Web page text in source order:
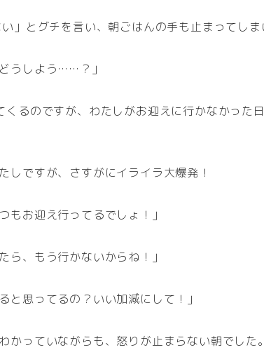
」とグチを言い、朝ごはんの手も止まってしま
うしよう……？」
るのですが、わたしがお迎えに行かなかった
しですが、さすがにイライラ大爆発！
もお迎え行ってるでしょ！」
ら、もう行かないからね！」
と思ってるの？いい加減にして！」
かっていながらも、怒りが止まらない朝でした。